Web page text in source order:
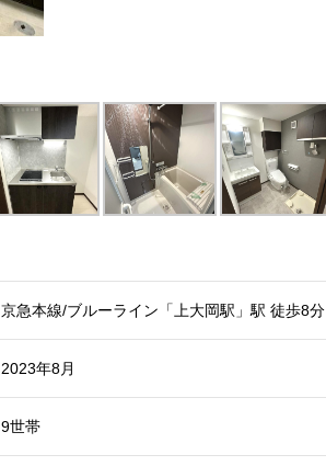
京急本線/ブルーライン「上大岡駅」駅 徒歩8分
2023年8月
9世帯